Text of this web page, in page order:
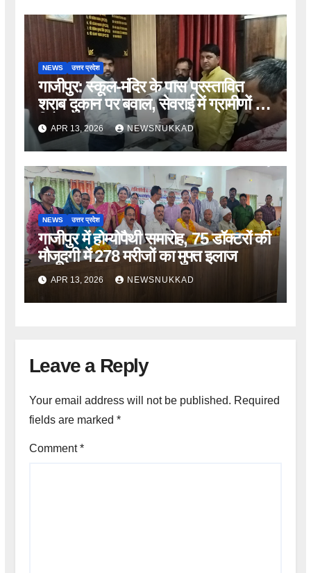
NEWS उत्तर प्रदेश
गाजीपुर: स्कूल-मंदिर के पास प्रस्तावित
शराब दुकान पर बवाल, सेवराई में ग्रामीणों का
विरोध
APR 13, 2026 NEWSNUKKAD
NEWS उत्तर प्रदेश
गाजीपुर में होम्योपैथी समारोह, 75 डॉक्टरों की
मौजूदगी में 278 मरीजों का मुफ्त इलाज
APR 13, 2026 NEWSNUKKAD
Leave a Reply
Your email address will not be published. Required
fields are marked *
Comment*